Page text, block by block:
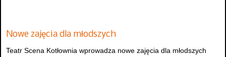
Nowe zajęcia dla młodszych
Teatr Scena Kotłownia wprowadza nowe zajęcia dla młodszych